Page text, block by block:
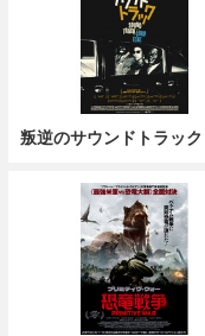
叛逆のサウンドトラック